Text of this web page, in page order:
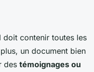
doit contenir toutes les
un document bien
des témoignages ou